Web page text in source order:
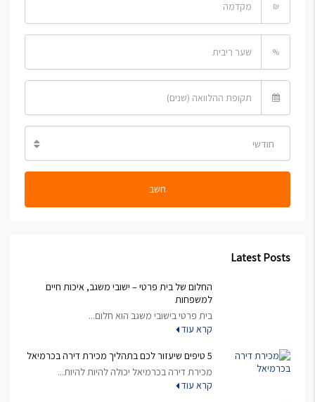
₪
%
חודשי
חשב
Latest Posts
החלום של בית פרטי – ישובי משגב, איכות חיים
למשפחות
בית פרטי בישובי משגב הוא חלום...
קרא עוד
5 טיפים שיעזור לכם בתהליך מכירת דירה בכרמיאל
מכירת דירה בכרמיאל יכולה להיות להיות...
קרא עוד